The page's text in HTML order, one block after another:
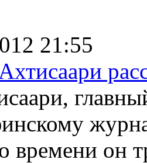
21:55
времени он